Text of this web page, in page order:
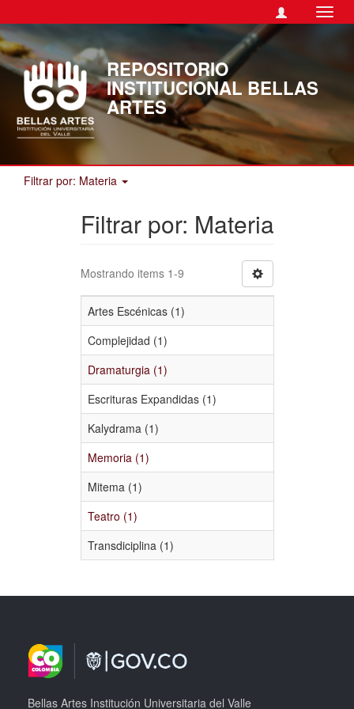
REPOSITORIO
INSTITUCIONAL BELLAS
ARTES
Filtrar por: Materia
Filtrar por: Materia
Mostrando items 1-9
Artes Escénicas (1)
Complejidad (1)
Dramaturgia (1)
Escrituras Expandidas (1)
Kalydrama (1)
Memoria (1)
Mitema (1)
Teatro (1)
Transdiciplina (1)
Bellas Artes Institución Universitaria del Valle